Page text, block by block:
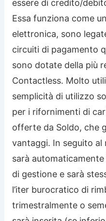
essere di credito/
Essa funziona come
elettronica, sono
circuiti di pagamento
sono dotate della più
Contactless. Molto
semplicità di utilizzo
per i rifornimenti di
offerte da Soldo, che
vantaggi. In seguito
sarà
di gestione e sarà
l’iter burocratico di
trimestralmente o